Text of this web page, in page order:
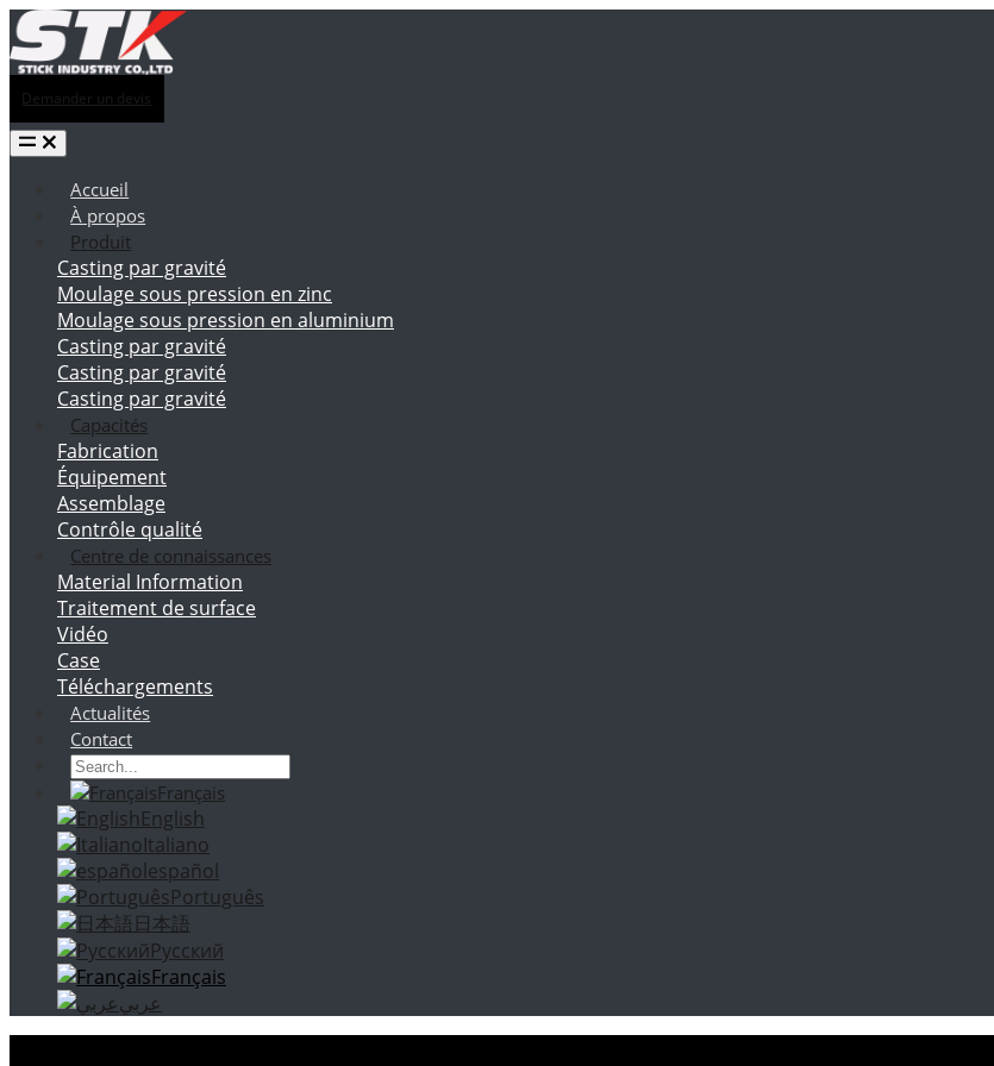
Demander un devis
Accueil
À propos
Produit
Casting par gravité
Moulage sous pression en zinc
Moulage sous pression en aluminium
Casting par gravité
Casting par gravité
Casting par gravité
Capacités
Fabrication
Équipement
Assemblage
Contrôle qualité
Centre de connaissances
Material Information
Traitement de surface
Vidéo
Case
Téléchargements
Actualités
Contact
Français
English
Italiano
español
Português
日本語
Русский
Français
عربي